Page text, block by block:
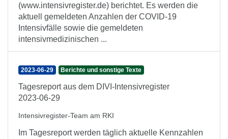
(www.intensivregister.de) berichtet. Es werden die
aktuell gemeldeten Anzahlen der COVID-19
Intensivfälle sowie die gemeldeten
intensivmedizinischen ...
2023-06-29 Berichte und sonstige Texte
Tagesreport aus dem DIVI-Intensivregister
2023-06-29
Intensivregister-Team am RKI
Im Tagesreport werden täglich aktuelle Kennzahlen